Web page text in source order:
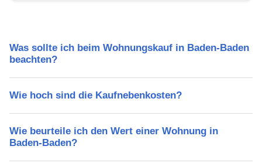
Was sollte ich beim Wohnungskauf in Baden-Baden
beachten?
Wie hoch sind die Kaufnebenkosten?
Wie beurteile ich den Wert einer Wohnung in
Baden-Baden?